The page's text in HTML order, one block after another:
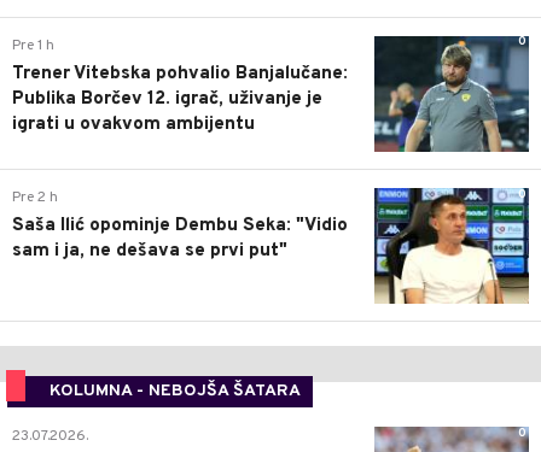
0
Pre 1 h
Trener Vitebska pohvalio Banjalučane:
Publika Borčev 12. igrač, uživanje je
igrati u ovakvom ambijentu
0
Pre 2 h
Saša Ilić opominje Dembu Seka: "Vidio
sam i ja, ne dešava se prvi put"
KOLUMNA - NEBOJŠA ŠATARA
0
23.07.2026.